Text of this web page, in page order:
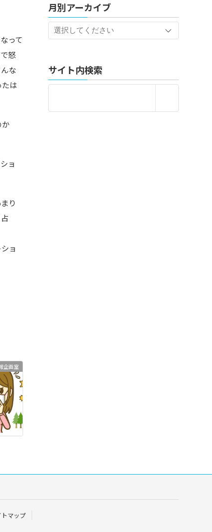
って
怒
な
は
か
ョ
り
ョ
企画室
月別アーカイブ
サイト内検索
マップ